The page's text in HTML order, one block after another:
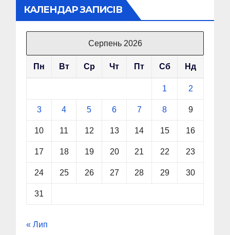
КАЛЕНДАР ЗАПИСІВ
Серпень 2026
Пн Вт Ср Чт Пт Сб Нд
1 2
3 4 5 6 7 8 9
10 11 12 13 14 15 16
17 18 19 20 21 22 23
24 25 26 27 28 29 30
31
« Лип